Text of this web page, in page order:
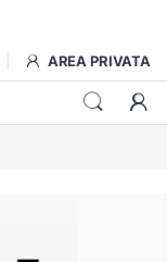
AREA PRIVATA